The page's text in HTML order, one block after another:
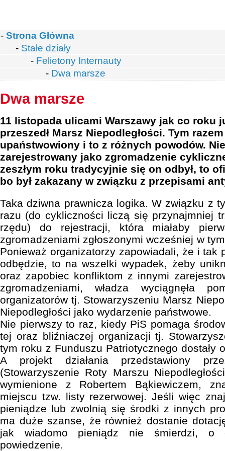
- Strona Główna
- Stałe działy
- Felietony Internauty
- Dwa marsze
Dwa marsze
11 listopada ulicami Warszawy jak co roku
przeszedł Marsz Niepodległości. Tym
upaństwowiony i to z różnych powodów.
zarejestrowany jako zgromadzenie
zeszłym roku tradycyjnie się on odbył, to
bo był zakazany w związku z przepisami
Taka dziwna prawnicza logika. W związku z
razu (do cykliczności liczą się przynajmniej
rzędu) do rejestracji, która miałaby
zgromadzeniami zgłoszonymi wcześniej w
Ponieważ organizatorzy zapowiadali, że i tak
odbędzie, to na wszelki wypadek, żeby
oraz zapobiec konfliktom z innymi
zgromadzeniami, władza wyciągnęła
organizatorów tj. Stowarzyszeniu Marsz
Niepodległości jako wydarzenie państwowe.
Nie pierwszy to raz, kiedy PiS pomaga
tej oraz bliźniaczej organizacji tj.
tym roku z Funduszu Patriotycznego dostały
A projekt działania przedstawiony
(Stowarzyszenie Roty Marszu
wymienione z Robertem Bąkiewiczem,
miejscu tzw. listy rezerwowej. Jeśli więc
pieniądze lub zwolnią się środki z innych
ma duże szanse, że również dostanie
jak wiadomo pieniądz nie śmierdzi, o
powiedzenie.